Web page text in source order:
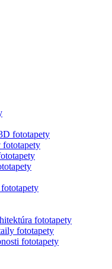
fototapety
fototapety
fototapety
fototapety